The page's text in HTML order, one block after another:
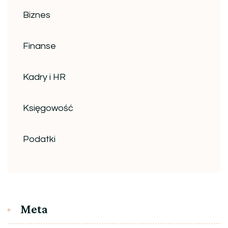
Biznes
Finanse
Kadry i HR
Księgowość
Podatki
Meta